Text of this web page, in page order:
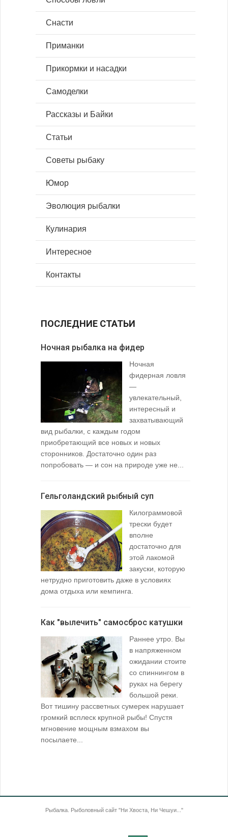
Снасти
Приманки
Прикормки и насадки
Самоделки
Рассказы и Байки
Статьи
Советы рыбаку
Юмор
Эволюция рыбалки
Кулинария
Интересное
Контакты
ПОСЛЕДНИЕ СТАТЬИ
Ночная рыбалка на фидер
Ночная
фидерная ловля
—
увлекательный,
интересный и
захватывающий
вид рыбалки, с каждым годом
приобретающий все новых и новых
сторонников. Достаточно один раз
попробовать — и сон на природе уже не...
Гельголандский рыбный суп
Килограммовой
трески будет
вполне
достаточно для
этой лакомой
закуски, которую
нетрудно приготовить даже в условиях
дома отдыха или кемпинга.
Как "вылечить" самосброс катушки
Раннее утро. Вы
в напряженном
ожидании стоите
со спиннингом в
руках на берегу
большой реки.
Вот тишину рассветных сумерек нарушает
громкий всплеск крупной рыбы! Спустя
мгновение мощным взмахом вы
посылаете...
Рыбалка. Рыболовный сайт "Ни Хвоста, Ни Чешуи..."